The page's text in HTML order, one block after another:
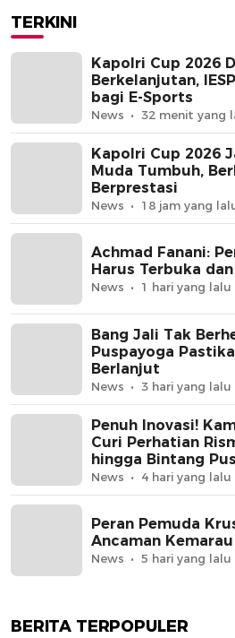
TERKINI
Kapolri Cup 2026
Berkelanjutan,
bagi E-Sports
News 32 menit yang
Kapolri Cup 2026
Muda Tumbuh,
Berprestasi
News 18 jam yang
Achmad Fanani:
Harus Terbuka
News 1 hari yang lalu
Bang Jali Tak
Puspayoga
Berlanjut
News 3 hari yang lalu
Penuh Inovasi!
Curi Perhatian
hingga Bintang
News 4 hari yang lalu
Peran Pemuda
Ancaman
News 5 hari yang lalu
BERITA TERPOPULER